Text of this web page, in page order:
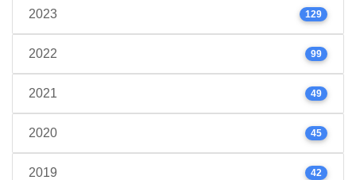
2023 129
2022 99
2021 49
2020 45
2019 42